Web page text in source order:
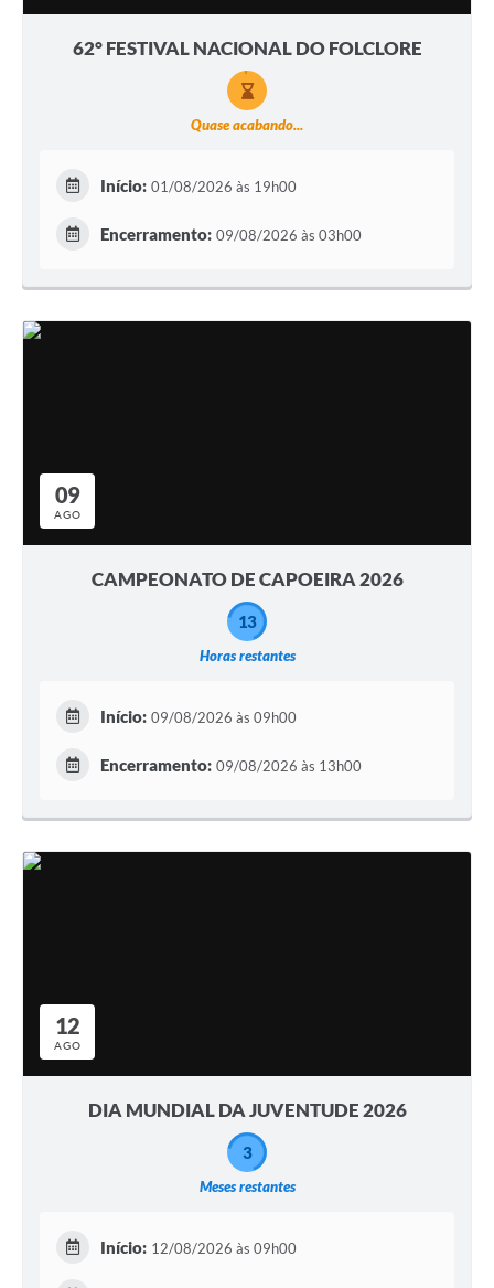
62° FESTIVAL NACIONAL DO FOLCLORE
Quase acabando...
Início: 01/08/2026 às 19h00
Encerramento: 09/08/2026 às 03h00
09
AGO
CAMPEONATO DE CAPOEIRA 2026
Horas restantes
13
Início: 09/08/2026 às 09h00
Encerramento: 09/08/2026 às 13h00
12
AGO
DIA MUNDIAL DA JUVENTUDE 2026
Meses restantes
3
Início: 12/08/2026 às 09h00